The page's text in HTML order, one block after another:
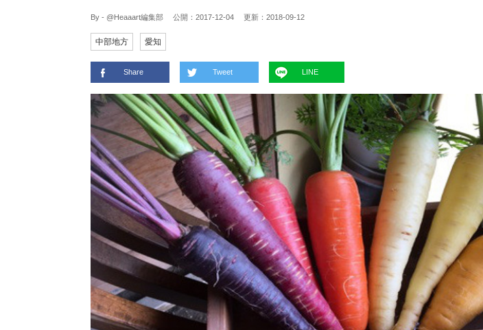
By - @Heaaart編集部 公開： 2017-12-04 更新： 2018-09-12
中部地方 愛知
Share Tweet LINE